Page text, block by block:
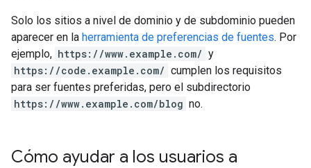
Solo los sitios a nivel de dominio y de subdominio pueden
aparecer en la herramienta de preferencias de fuentes. Por
ejemplo, https://www.example.com/ y
https://code.example.com/ cumplen los requisitos
para ser fuentes preferidas, pero el subdirectorio
https://www.example.com/blog no.
Cómo ayudar a los usuarios a